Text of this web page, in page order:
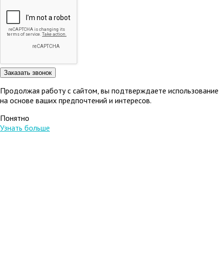
Продолжая работу с сайтом, вы подтверждаете
на основе ваших предпочтений и интересов.
Понятно
Узнать больше